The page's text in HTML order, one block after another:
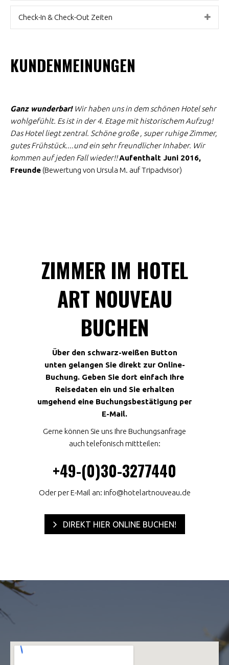
Check-In & Check-Out Zeiten
KUNDENMEINUNGEN
Ganz wunderbar! Wir haben uns in dem schönen Hotel sehr
wohlgefühlt. Es ist in der 4. Etage mit historischem Aufzug!
Das Hotel liegt zentral. Schöne große , super ruhige Zimmer,
gutes Frühstück....und ein sehr freundlicher Inhaber. Wir
kommen auf jeden Fall wieder!!Aufenthalt Juni 2016,
Freunde (Bewertung von Ursula M. auf Tripadvisor)
ZIMMER IM HOTEL
ART NOUVEAU
BUCHEN
Über den schwarz-weißen Button
unten gelangen Sie direkt zur Online-
Buchung. Geben Sie dort einfach Ihre
Reisedaten ein und Sie erhalten
umgehend eine Buchungsbestätigung per
E-Mail.
Gerne können Sie uns Ihre Buchungsanfrage
auch telefonisch mittteilen:
+49-(0)30-3277440
Oder per E-Mail an: info@hotelartnouveau.de
DIREKT HIER ONLINE BUCHEN!